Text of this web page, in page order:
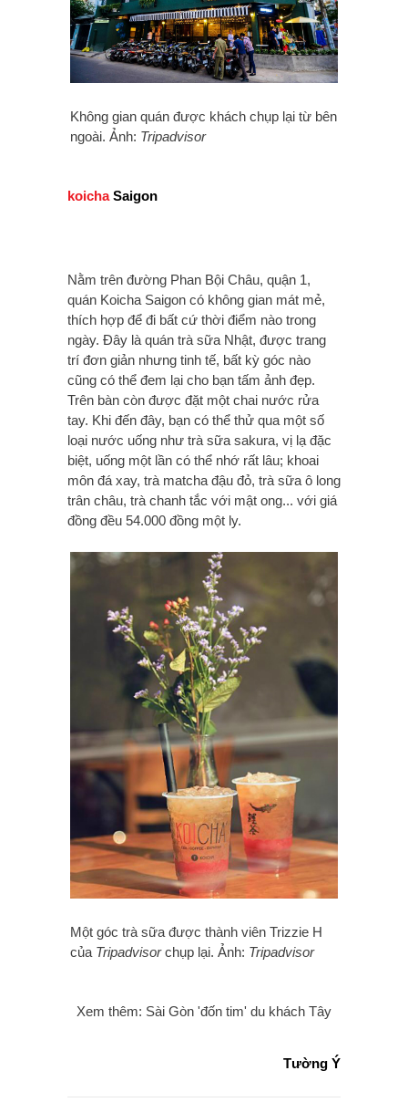
Không gian quán được khách chụp lại từ bên
ngoài. Ảnh: Tripadvisor
koichaSaigon
Nằm trên đường Phan Bội Châu, quận 1,
quán Koicha Saigon có không gian mát mẻ,
thích hợp để đi bất cứ thời điểm nào trong
ngày. Đây là quán trà sữa Nhật, được trang
trí đơn giản nhưng tinh tế, bất kỳ góc nào
cũng có thể đem lại cho bạn tấm ảnh đẹp.
Trên bàn còn được đặt một chai nước rửa
tay. Khi đến đây, bạn có thể thử qua một số
loại nước uống như trà sữa sakura, vị lạ đặc
biệt, uống một lần có thể nhớ rất lâu; khoai
môn đá xay, trà matcha đậu đỏ, trà sữa ô long
trân châu, trà chanh tắc với mật ong... với giá
đồng đều 54.000 đồng một ly.
Một góc trà sữa được thành viên Trizzie H
của Tripadvisorchụp lại. Ảnh: Tripadvisor
Xem thêm: Sài Gòn 'đốn tim' du khách Tây
Tường Ý